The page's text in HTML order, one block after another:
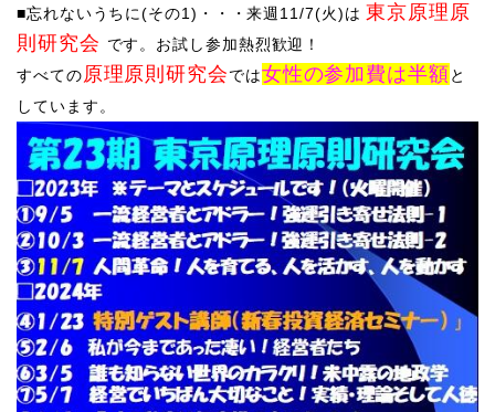
■忘れないうちに(その1)・・・来週11/7(火)は 東京原理原
則研究会 です。お試し参加熱烈歓迎 ！
すべての原理原則研究会では女性の参加費は半額と
しています。